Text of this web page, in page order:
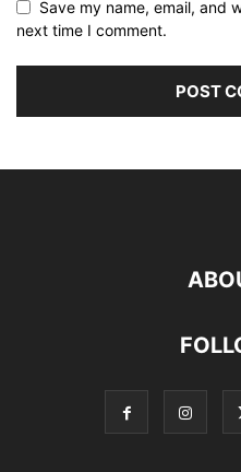
Save my name, email, and
next time I comment.